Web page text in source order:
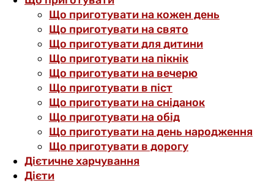
Що приготувати на кожен день
Що приготувати на свято
Що приготувати для дитини
Що приготувати на пікнік
Що приготувати на вечерю
Що приготувати в піст
Що приготувати на сніданок
Що приготувати на обід
Що приготувати на день народження
Що приготувати в дорогу
Дієтичне харчування
Дієти